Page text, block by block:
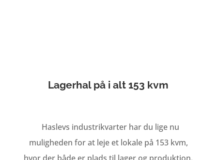
Lagerhal på i alt 153 kvm
Haslevs industrikvarter har du lige nu
muligheden for at leje et lokale på 153 kvm,